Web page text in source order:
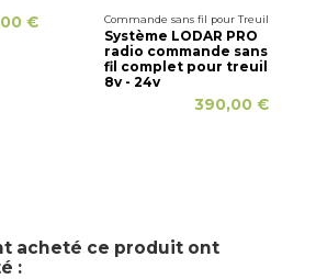
€ Commande sans fil pour Treuil
Système LODAR PRO
radio commande sans
fil complet pour treuil
8v - 24v
390,00 €
acheté ce produit ont
: